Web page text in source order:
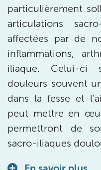
particulièrement
articulations
affectées par de
inflammations,
iliaque. Celui-ci
douleurs souvent
dans la fesse et
peut mettre en
permettront de
sacro-iliaques
En savoir plus
Prenez RDV sur
IK CHÂTENAY-
380 Av. de la
Châtenay-
380 Av. de la
01 43 50 05 24
Prenez RDV sur
Prenez RDV sur